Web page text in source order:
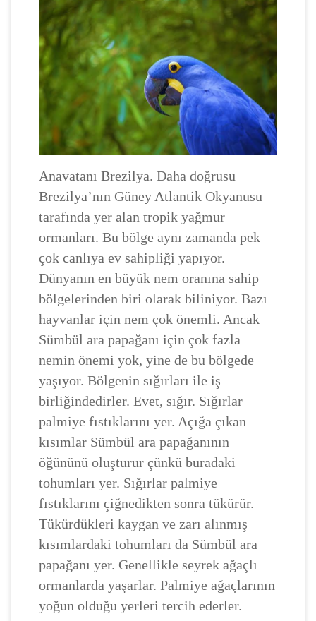
Anavatanı Brezilya. Daha doğrusu
Brezilya’nın Güney Atlantik Okyanusu
tarafında yer alan tropik yağmur
ormanları. Bu bölge aynı zamanda pek
çok canlıya ev sahipliği yapıyor.
Dünyanın en büyük nem oranına sahip
bölgelerinden biri olarak biliniyor. Bazı
hayvanlar için nem çok önemli. Ancak
Sümbül ara papağanı için çok fazla
nemin önemi yok, yine de bu bölgede
yaşıyor. Bölgenin sığırları ile iş
birliğindedirler. Evet, sığır. Sığırlar
palmiye fıstıklarını yer. Açığa çıkan
kısımlar Sümbül ara papağanının
öğününü oluşturur çünkü buradaki
tohumları yer. Sığırlar palmiye
fıstıklarını çiğnedikten sonra tükürür.
Tükürdükleri kaygan ve zarı alınmış
kısımlardaki tohumları da Sümbül ara
papağanı yer. Genellikle seyrek ağaçlı
ormanlarda yaşarlar. Palmiye ağaçlarının
yoğun olduğu yerleri tercih ederler.